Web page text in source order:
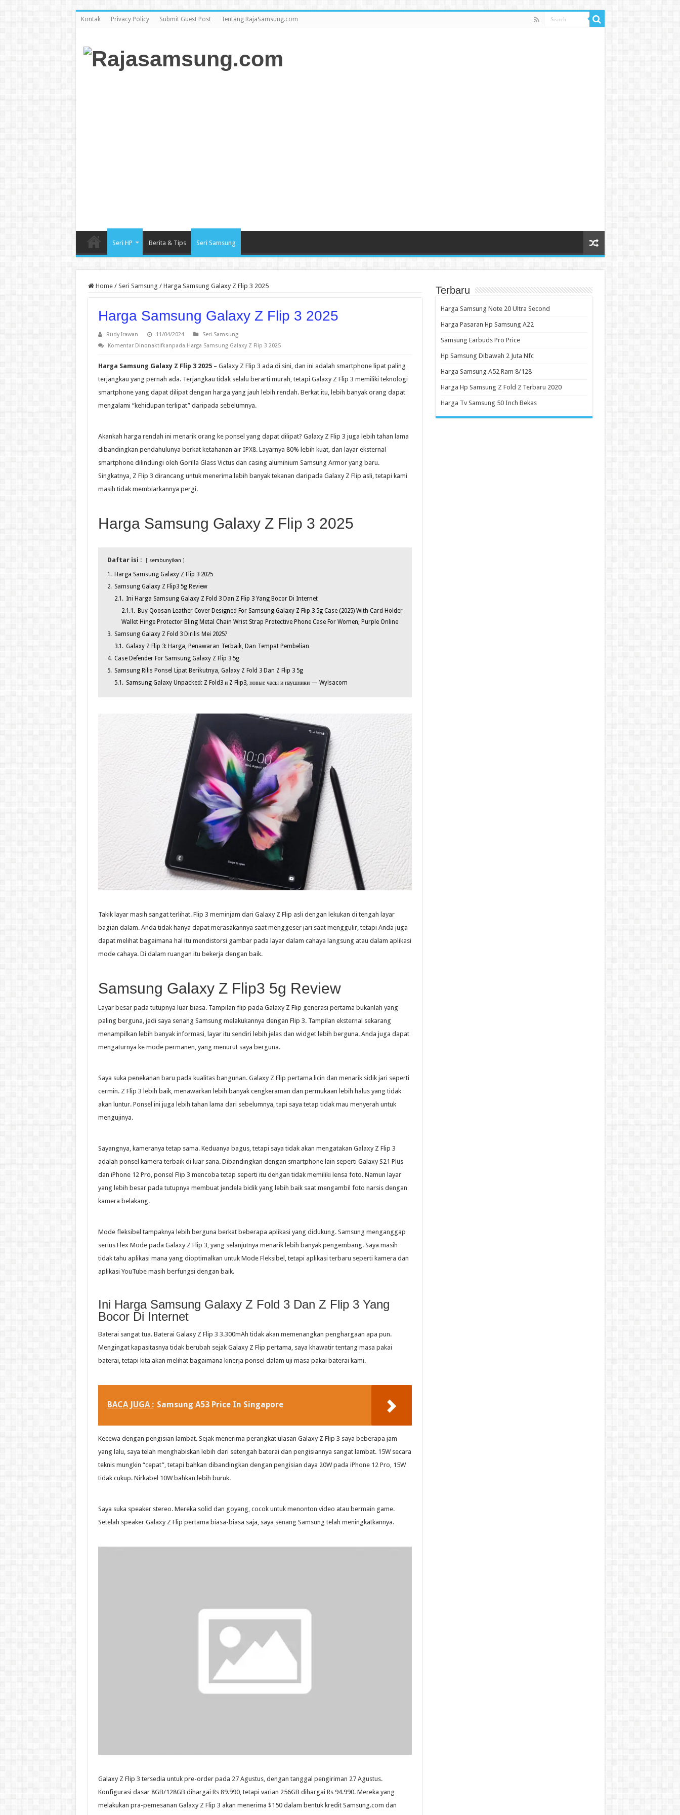
Kontak Privacy Policy Submit Guest Post Tentang RajaSamsung.com
Seri HP Berita & Tips Seri Samsung
Home / Seri Samsung / Harga Samsung Galaxy Z Flip 3 2025
Harga Samsung Galaxy Z Flip 3 2025
Rudy Irawan 11/04/2024
Seri Samsung
Komentar Dinonaktifkanpada Harga Samsung Galaxy Z Flip 3 2025
Harga Samsung Galaxy Z Flip 3 2025– Galaxy Z Flip 3 ada di sini, dan ini adalah smartphone lipat paling
terjangkau yang pernah ada. Terjangkau tidak selalu berarti murah, tetapi Galaxy Z Flip 3 memiliki teknologi
smartphone yang dapat dilipat dengan harga yang jauh lebih rendah. Berkat itu, lebih banyak orang dapat
mengalami “kehidupan terlipat” daripada sebelumnya.
Akankah harga rendah ini menarik orang ke ponsel yang dapat dilipat? Galaxy Z Flip 3 juga lebih tahan lama
dibandingkan pendahulunya berkat ketahanan air IPX8. Layarnya 80% lebih kuat, dan layar eksternal
smartphone dilindungi oleh Gorilla Glass Victus dan casing aluminium Samsung Armor yang baru.
Singkatnya, Z Flip 3 dirancang untuk menerima lebih banyak tekanan daripada Galaxy Z Flip asli, tetapi kami
masih tidak membiarkannya pergi.
Harga Samsung Galaxy Z Flip 3 2025
Daftar isi : sembunyikan
1. Harga Samsung Galaxy Z Flip 3 2025
2. Samsung Galaxy Z Flip3 5g Review
2.1. Ini Harga Samsung Galaxy Z Fold 3 Dan Z Flip 3 Yang Bocor Di Internet
2.1.1. Buy Qoosan Leather Cover Designed For Samsung Galaxy Z Flip 3 5g Case (2025) With Card Holder
Wallet Hinge Protector Bling Metal Chain Wrist Strap Protective Phone Case For Women, Purple Online
3. Samsung Galaxy Z Fold 3 Dirilis Mei 2025?
3.1. Galaxy Z Flip 3: Harga, Penawaran Terbaik, Dan Tempat Pembelian
4. Case Defender For Samsung Galaxy Z Flip 3 5g
5. Samsung Rilis Ponsel Lipat Berikutnya, Galaxy Z Fold 3 Dan Z Flip 3 5g
5.1. Samsung Galaxy Unpacked: Z Fold3 и Z Flip3, новые часы и наушники — Wylsacom
Takik layar masih sangat terlihat. Flip 3 meminjam dari Galaxy Z Flip asli dengan lekukan di tengah layar
bagian dalam. Anda tidak hanya dapat merasakannya saat menggeser jari saat menggulir, tetapi Anda juga
dapat melihat bagaimana hal itu mendistorsi gambar pada layar dalam cahaya langsung atau dalam aplikasi
mode cahaya. Di dalam ruangan itu bekerja dengan baik.
Samsung Galaxy Z Flip3 5g Review
Layar besar pada tutupnya luar biasa. Tampilan flip pada Galaxy Z Flip generasi pertama bukanlah yang
paling berguna, jadi saya senang Samsung melakukannya dengan Flip 3. Tampilan eksternal sekarang
menampilkan lebih banyak informasi, layar itu sendiri lebih jelas dan widget lebih berguna. Anda juga dapat
mengaturnya ke mode permanen, yang menurut saya berguna.
Saya suka penekanan baru pada kualitas bangunan. Galaxy Z Flip pertama licin dan menarik sidik jari seperti
cermin. Z Flip 3 lebih baik, menawarkan lebih banyak cengkeraman dan permukaan lebih halus yang tidak
akan luntur. Ponsel ini juga lebih tahan lama dari sebelumnya, tapi saya tetap tidak mau menyerah untuk
mengujinya.
Sayangnya, kameranya tetap sama. Keduanya bagus, tetapi saya tidak akan mengatakan Galaxy Z Flip 3
adalah ponsel kamera terbaik di luar sana. Dibandingkan dengan smartphone lain seperti Galaxy S21 Plus
dan iPhone 12 Pro, ponsel Flip 3 mencoba tetap seperti itu dengan tidak memiliki lensa foto. Namun layar
yang lebih besar pada tutupnya membuat jendela bidik yang lebih baik saat mengambil foto narsis dengan
kamera belakang.
Mode fleksibel tampaknya lebih berguna berkat beberapa aplikasi yang didukung. Samsung menganggap
serius Flex Mode pada Galaxy Z Flip 3, yang selanjutnya menarik lebih banyak pengembang. Saya masih
tidak tahu aplikasi mana yang dioptimalkan untuk Mode Fleksibel, tetapi aplikasi terbaru seperti kamera dan
aplikasi YouTube masih berfungsi dengan baik.
Ini Harga Samsung Galaxy Z Fold 3 Dan Z Flip 3 Yang
Bocor Di Internet
Baterai sangat tua. Baterai Galaxy Z Flip 3 3.300mAh tidak akan memenangkan penghargaan apa pun.
Mengingat kapasitasnya tidak berubah sejak Galaxy Z Flip pertama, saya khawatir tentang masa pakai
baterai, tetapi kita akan melihat bagaimana kinerja ponsel dalam uji masa pakai baterai kami.
BACA JUGA : Samsung A53 Price In Singapore
Kecewa dengan pengisian lambat. Sejak menerima perangkat ulasan Galaxy Z Flip 3 saya beberapa jam
yang lalu, saya telah menghabiskan lebih dari setengah baterai dan pengisiannya sangat lambat. 15W secara
teknis mungkin “cepat”, tetapi bahkan dibandingkan dengan pengisian daya 20W pada iPhone 12 Pro, 15W
tidak cukup. Nirkabel 10W bahkan lebih buruk.
Saya suka speaker stereo. Mereka solid dan goyang, cocok untuk menonton video atau bermain game.
Setelah speaker Galaxy Z Flip pertama biasa-biasa saja, saya senang Samsung telah meningkatkannya.
Galaxy Z Flip 3 tersedia untuk pre-order pada 27 Agustus, dengan tanggal pengiriman 27 Agustus.
Konfigurasi dasar 8GB/128GB dihargai Rs 89.990, tetapi varian 256GB dihargai Rs 94.990. Mereka yang
melakukan pra-pemesanan Galaxy Z Flip 3 akan menerima $150 dalam bentuk kredit Samsung.com dan
Terbaru
Harga Samsung Note 20 Ultra Second
Harga Pasaran Hp Samsung A22
Samsung Earbuds Pro Price
Hp Samsung Dibawah 2 Juta Nfc
Harga Samsung A52 Ram 8/128
Harga Hp Samsung Z Fold 2 Terbaru 2020
Harga Tv Samsung 50 Inch Bekas